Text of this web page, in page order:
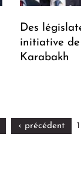
Des
initiative
Karabakh
‹ précédent 1